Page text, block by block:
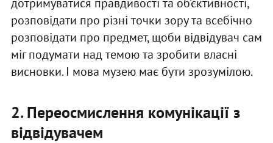
розповідати про різні точки зору та всебічно
розповідати про предмет, щоби відвідувач сам
міг подумати над темою та зробити власні
висновки. І мова музею має бути зрозумілою.
2. Переосмислення комунікації з
відвідувачем